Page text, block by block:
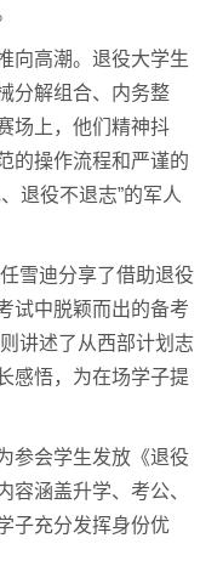
向高潮。退役大学生
分解组合、内务整
场上，他们精神抖
的操作流程和严谨的
退役不退志”的军人
雪迪分享了借助退役
试中脱颖而出的备考
讲述了从西部计划志
感悟，为在场学子提
参会学生发放《退役
容涵盖升学、考公、
子充分发挥身份优